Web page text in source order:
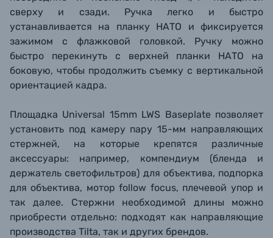
сверху и сзади. Ручка легко и быстро
устанавливается на планку НАТО и фиксируется
зажимом с флажковой головкой. Ручку можно
быстро перекинуть с верхней планки НАТО на
боковую, чтобы продолжить съемку с вертикальной
ориентацией кадра.
Площадка Universal 15mm LWS Baseplate позволяет
установить под камеру пару 15-мм направляющих
стержней, на которые крепятся различные
аксессуары: например, компендиум (бленда и
держатель светофильтров) для объектива, подпорка
для объектива, мотор follow focus, плечевой упор и
так далее. Стержни необходимой длины можно
приобрести отдельно: подходят как направляющие
производства Tilta, так и других брендов.